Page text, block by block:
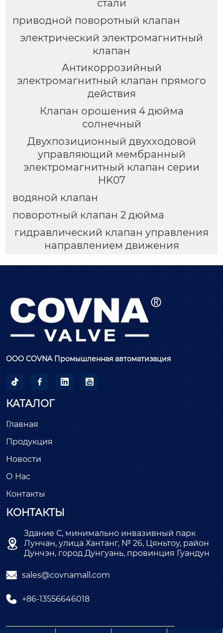
стали
приводной поворотный клапан
электрический электромагнитный
клапан
Антикоррозийный
электромагнитный клапан прямого
действия
Клапан орошения 4 дюйма
солнечный
Двухпозиционный двухходовой
управляющий мембранный
электромагнитный клапан серии
HK07
водяной клапан
поворотный клапан 2 дюйма
гидравлический клапан управления
направлением движения
ООО COVNA Промышленная автоматизация
   
КАТАЛОГ
Главная
Продукция
Новости
О Нас
Контакты
КОНТАКТЫ

Здание С, минимально инвазивный парк
Лунчан, улица Хантанг, № 26, Цяньтоу, район
Дунчэн, город Дунгуань, провинция Гуандун
 sales@covnamall.com
 +86-13556646018